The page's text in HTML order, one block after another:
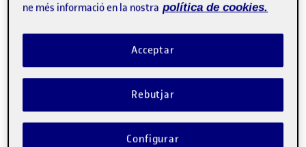
Vídeo PAC2 – Materialitat i Tecnologia
Publicat per
Jordi Llort Figuerola
Data de publicació24 juliol, 2023 4:25 pm
-comentariel Vídeo PAC2 – Materialitat i
ne més informació en la nostra política de cookies.
Rebutjar
Acceptar
Configurar